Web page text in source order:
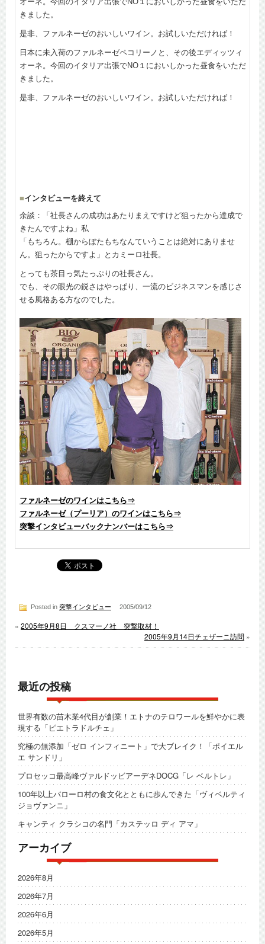
きました。
是非、ファルネーゼのおいしいワイン。お試しいただければ！
日本に未入荷のファルネーゼペコリーノと、その後エディッツィ
オーネ。今回のイタリア出張でNO１においしかった昼食をいただ
きました。
是非、ファルネーゼのおいしいワイン。お試しいただければ！
■インタビューを終えて
余談：「社長さんの成功はあたりまえですけど狙ったから達成で
きたんですよね」私
「もちろん。棚からぼたもちなんていうことは絶対にありませ
ん。狙ったからですよ」とカミーロ社長。
とっても茶目っ気たっぷりの社長さん。
でも、その眼光の鋭さはやっぱり、一流のビジネスマンを感じさ
せる風格ある方なのでした。
ファルネーゼのワインはこちら⇒
ファルネーゼ（プーリア）のワインはこちら⇒
突撃インタビューバックナンバーはこちら⇒
Posted in 突撃インタビュー 2005/09/12
« 2005年9月8日 クスマーノ社 突撃取材！
2005年9月14日チェザーニ訪問 »
最近の投稿
世界有数の苗木業4代目が創業！エトナのテロワールを鮮やかに表
現する「ピエトラドルチェ」
究極の無添加「ゼロ インフィニート」で大ブレイク！「ポイエル
エ サンドリ」
プロセッコ最高峰ヴァルドッビアーデネDOCG「レ ベルトレ」
100年以上バローロ村の食文化とともに歩んできた「ヴィベルティ
ジョヴァンニ」
キャンティ クラシコの名門「カステッロ ディ アマ」
アーカイブ
2026年8月
2026年7月
2026年6月
2026年5月